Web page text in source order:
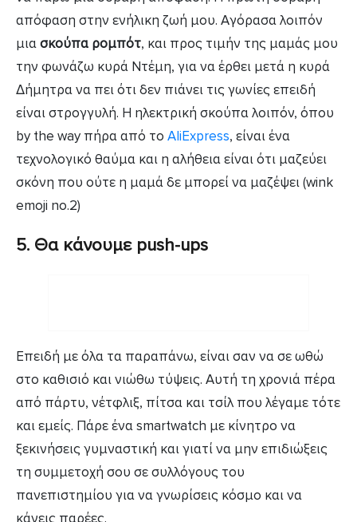
απόφαση στην ενήλικη ζωή μου. Αγόρασα λοιπόν
μιασκούπα ρομπότ, και προς τιμήν της μαμάς μου
την φωνάζω κυρά Ντέμη, για να έρθει μετά η κυρά
Δήμητρα να πει ότι δεν πιάνει τις γωνίες επειδή
είναι στρογγυλή. Η ηλεκτρική σκούπα λοιπόν, όπου
by the way πήρα από το AliExpress, είναι ένα
τεχνολογικό θαύμα και η αλήθεια είναι ότι μαζεύει
σκόνη που ούτε η μαμά δε μπορεί να μαζέψει (wink
emoji no.2)
5. Θα κάνουμε push-ups
Eπειδή με όλα τα παραπάνω, είναι σαν να σε ωθώ
στο καθισιό και νιώθω τύψεις. Αυτή τη χρονιά πέρα
από πάρτυ, νέτφλιξ, πίτσα και τσίλ που λέγαμε τότε
και εμείς. Πάρε ένα smartwatch με κίνητρο να
ξεκινήσεις γυμναστική και γιατί να μην επιδιώξεις
τη συμμετοχή σου σε συλλόγους του
πανεπιστημίου για να γνωρίσεις κόσμο και να
κάνεις παρέες.